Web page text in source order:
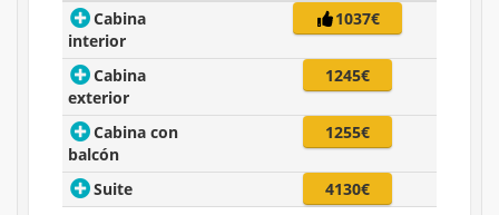
Cabina
interior
1037€
Cabina
exterior
1245€
Cabina con
balcón
1255€
Suite 4130€